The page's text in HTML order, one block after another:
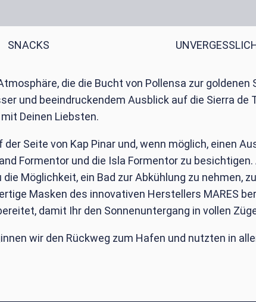
SNACKS
die die Bucht von Pollensa zur goldenen
und beeindruckendem Ausblick auf die Sierra de
Deinen Liebsten.
Seite von Kap Pinar und, wenn möglich, einen
Formentor und die Isla Formentor zu
Möglichkeit, ein Bad zur Abkühlung zu nehmen,
Masken des innovativen Herstellers MARES
damit Ihr den Sonnenuntergang in vollen
wir den Rückweg zum Hafen und nutzten in